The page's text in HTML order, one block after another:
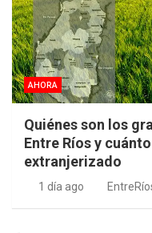
AHORA
Quiénes son los
Entre Ríos y
extranjerizado
1 día ago